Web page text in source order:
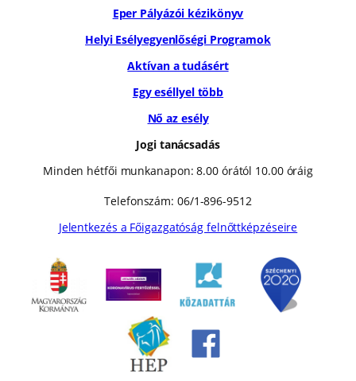
Eper Pályázói kézikönyv
Helyi Esélyegyenlőségi Programok
Aktívan a tudásért
Egy eséllyel több
Nő az esély
Jogi tanácsadás
Minden hétfői munkanapon: 8.00 órától 10.00 óráig
Telefonszám: 06/1-896-9512
Jelentkezés a Főigazgatóság felnőttképzéseire